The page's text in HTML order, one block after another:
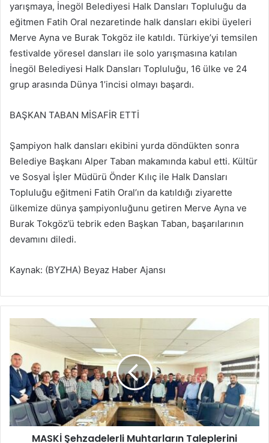
yarışmaya, İnegöl Belediyesi Halk Dansları Topluluğu da
eğitmen Fatih Oral nezaretinde halk dansları ekibi üyeleri
Merve Ayna ve Burak Tokgöz ile katıldı. Türkiye’yi temsilen
festivalde yöresel dansları ile solo yarışmasına katılan
İnegöl Belediyesi Halk Dansları Topluluğu, 16 ülke ve 24
grup arasında Dünya 1’incisi olmayı başardı.
BAŞKAN TABAN MİSAFİR ETTİ
Şampiyon halk dansları ekibini yurda döndükten sonra
Belediye Başkanı Alper Taban makamında kabul etti. Kültür
ve Sosyal İşler Müdürü Önder Kılıç ile Halk Dansları
Topluluğu eğitmeni Fatih Oral’ın da katıldığı ziyarette
ülkemize dünya şampiyonluğunu getiren Merve Ayna ve
Burak Tokgöz’ü tebrik eden Başkan Taban, başarılarının
devamını diledi.
Kaynak: (BYZHA) Beyaz Haber Ajansı
M
K
İ
Ş
e
h
z
MASKİ Şehzadelerli Muhtarların Taleplerini